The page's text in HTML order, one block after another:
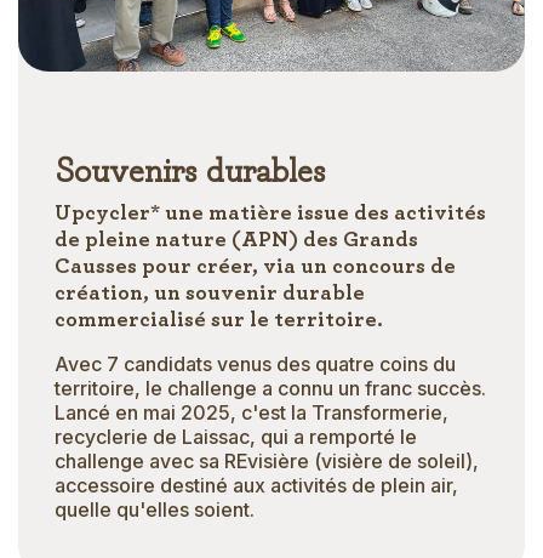
Souvenirs durables
Upcycler* une matière issue des activités
de pleine nature (APN) des Grands
Causses pour créer, via un concours de
création, un souvenir durable
commercialisé sur le territoire.
Avec 7 candidats venus des quatre coins du
territoire, le challenge a connu un franc succès.
Lancé en mai 2025, c'est la Transformerie,
recyclerie de Laissac, qui a remporté le
challenge avec sa REvisière (visière de soleil),
accessoire destiné aux activités de plein air,
quelle qu'elles soient.